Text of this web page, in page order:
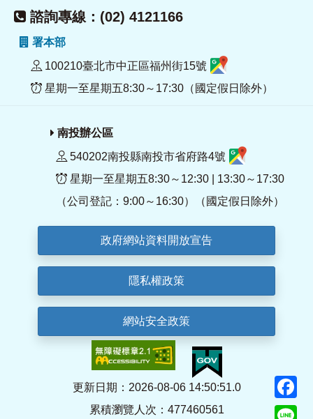
諮詢專線：(02) 4121166
署本部
100210臺北市中正區福州街15號
星期一至星期五8:30～17:30（國定假日除外）
南投辦公區
540202南投縣南投市省府路4號
星期一至星期五8:30～12:30 | 13:30～17:30
（公司登記：9:00～16:30）（國定假日除外）
政府網站資料開放宣告
隱私權政策
網站安全政策
更新日期：2026-08-06 14:50:51.0
累積瀏覽人次：477460561